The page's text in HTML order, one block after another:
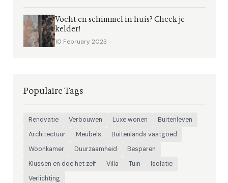
Vocht en schimmel in huis? Check je
kelder!
10 February 2023
Populaire Tags
Renovatie Verbouwen Luxe wonen
Buitenleven
Architectuur
Meubels
Buitenlands vastgoed
Woonkamer
Duurzaamheid
Besparen
Klussen en doe het zelf
Villa Tuin
Isolatie
Verlichting